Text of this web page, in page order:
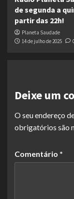
de segunda a
partir das 22h!
Planeta Saudade
14 de julho de 2025
Deixe um
O seu endereço
obrigatórios são
Comentário *